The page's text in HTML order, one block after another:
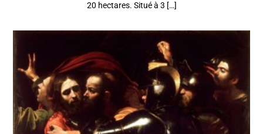
20 hectares. Situé à 3 […]